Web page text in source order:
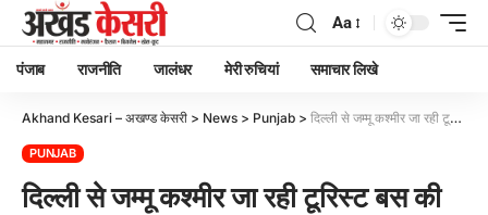
Aa
पंजाब राजनीति जालंधर मेरी रुचियां समाचार लिखे
Akhand Kesari – अखण्ड केसरी > News > Punjab > दिल्ली से जम्मू कश्मीर जा रही टूरिस्ट बस की ट्रैक्टर ट्रॉली से हुई भीषण टक्कर, हादसे में 2 लोगों की मौत , 11 लोग गंभीर रूप से घायल
PUNJAB
दिल्ली से जम्मू कश्मीर जा रही टूरिस्ट बस की